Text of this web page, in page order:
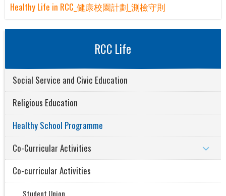
Healthy Life in RCC_健康校園計劃_測檢守則
RCC Life
Social Service and Civic Education
Religious Education
Healthy School Programme
Co-Curricular Activities
Co-curricular Activities
Student Union